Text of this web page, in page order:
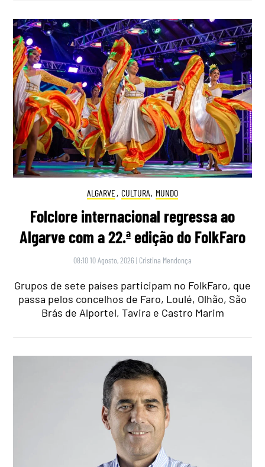
ALGARVE, CULTURA, MUNDO
Folclore internacional regressa ao
Algarve com a 22.ª edição do FolkFaro
08:10 10 Agosto, 2026 | Cristina Mendonça
Grupos de sete países participam no FolkFaro, que
passa pelos concelhos de Faro, Loulé, Olhão, São
Brás de Alportel, Tavira e Castro Marim